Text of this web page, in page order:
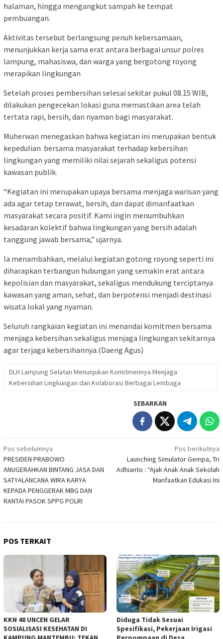
halaman, hingga mengangkut sampah ke tempat
pembuangan.
Aktivitas tersebut berlangsung penuh kebersamaan,
menunjukkan kerja sama erat antara berbagai unsur polres
lampung, mahasiswa, dan warga yang bergotong royong
merapikan lingkungan
Setelah proses pembersihan selesai sekitar pukul 08.15 WIB,
dilakukan pengecekan lokasi guna memastikan area telah
tertata rapi, bersih, dan nyaman bagi masyarakat.
Muherwan menegaskan bahwa kegiatan ini merupakan bentuk
kepedulian bersama masyarakat terhadap kebersihan
lingkungan yang memiliki nilai sejarah sekaligus potensi
kawasan publik.
“Kegiatan ini merupakan upaya bersama menjaga warisan yang
ada agar tetap terawat, bersih, dan dapat dimanfaatkan
masyarakat secara positif. Kami ingin menumbuhkan
kesadaran kolektif bahwa lingkungan yang bersih adalah
tanggung jawab bersama,” ujarnya.
Ia menambahkan, melalui kegiatan gotong royong seperti ini
diharapkan terbangun hubungan yang semakin erat antara
kepolisian dan masyarakat, sekaligus mendukung terciptanya
kawasan yang aman, sehat, dan berpotensi menjadi destinasi
wisata lokal yang nyaman.
Seluruh rangkaian kegiatan ini menandai komitmen bersama
menjaga kebersihan sekaligus menjaga lingkungan sekitarnya
agar terjaga kebersihannya.(Daeng Agus)
DLH Lampung Selatan Menunjukan Komitmennya Menjaga
Kebersihan Lingkungan dan Kolaborasi Berbagai Lembaga
SEBARKAN
Navigasi
pos
Pos sebelumnya
PRESIDEN PRABOWO
ANUGERAHKAN BINTANG JASA DAN
SATYALANCANA WIRA KARYA
KEPADA PENGGERAK MBG DAN
RANTAI PASOK SPPG POLRI
Pos berikutnya
Launching Simulator Gempa, Tri
Adhianto : “Ajak Anak Anak Sekolah
Manfaatkan Edukasi Ini
POS TERKAIT
KKN 48 UNCEN GELAR
SOSIALISASI KESEHATAN DI
Diduga Tidak Sesuai
Spesifikasi, Pekerjaan Irigasi